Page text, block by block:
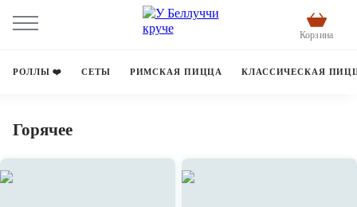
Корзина
РОЛЛЫ ❤️ СЕТЫ РИМСКАЯ ПИЦЦА КЛАССИЧЕСКАЯ
Горячее